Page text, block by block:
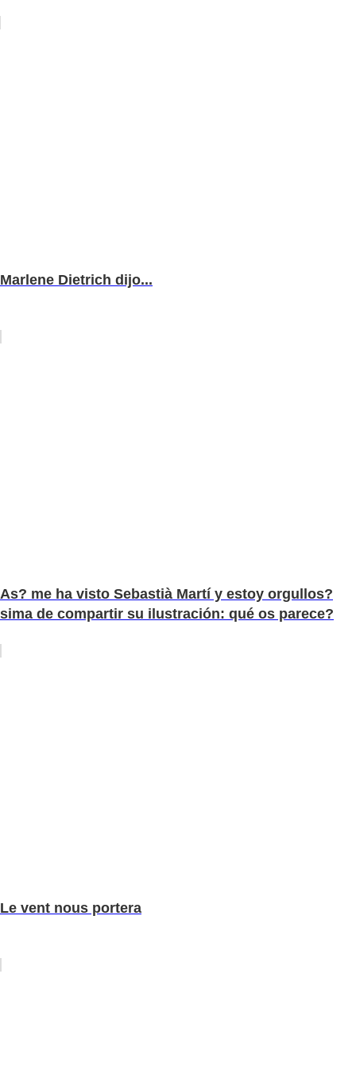
Marlene Dietrich dijo...
As? me ha visto Sebastià Martí y estoy orgullos?
sima de compartir su ilustración: qué os parece?
Le vent nous portera